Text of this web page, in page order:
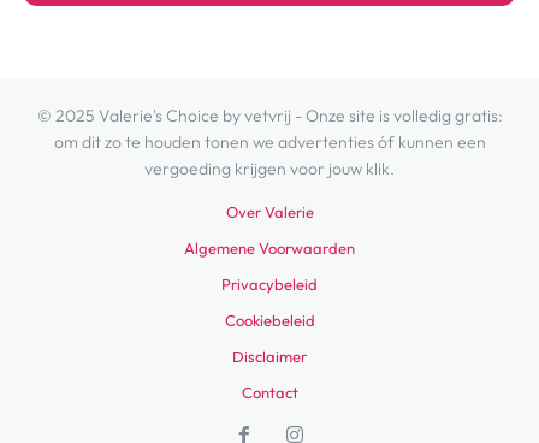
© 2025 Valerie's Choice by vetvrij - Onze site is volledig gratis:
om dit zo te houden tonen we advertenties óf kunnen een
vergoeding krijgen voor jouw klik.
Over Valerie
Algemene Voorwaarden
Privacybeleid
Cookiebeleid
Disclaimer
Contact